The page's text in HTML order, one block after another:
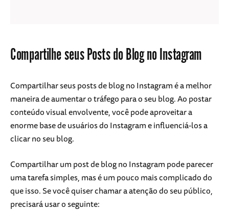
Compartilhe seus Posts do Blog no Instagram
Compartilhar seus posts de blog no Instagram é a melhor
maneira de aumentar o tráfego para o seu blog. Ao postar
conteúdo visual envolvente, você pode aproveitar a
enorme base de usuários do Instagram e influenciá-los a
clicar no seu blog.
Compartilhar um post de blog no Instagram pode parecer
uma tarefa simples, mas é um pouco mais complicado do
que isso. Se você quiser chamar a atenção do seu público,
precisará usar o seguinte: